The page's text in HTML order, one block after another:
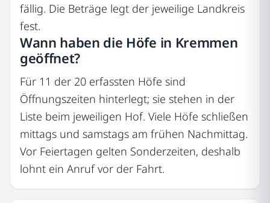
fällig. Die Beträge legt der jeweilige Landkreis
fest.
Wann haben die Höfe in Kremmen
geöffnet?
Für 11 der 20 erfassten Höfe sind
Öffnungszeiten hinterlegt; sie stehen in der
Liste beim jeweiligen Hof. Viele Höfe schließen
mittags und samstags am frühen Nachmittag.
Vor Feiertagen gelten Sonderzeiten, deshalb
lohnt ein Anruf vor der Fahrt.